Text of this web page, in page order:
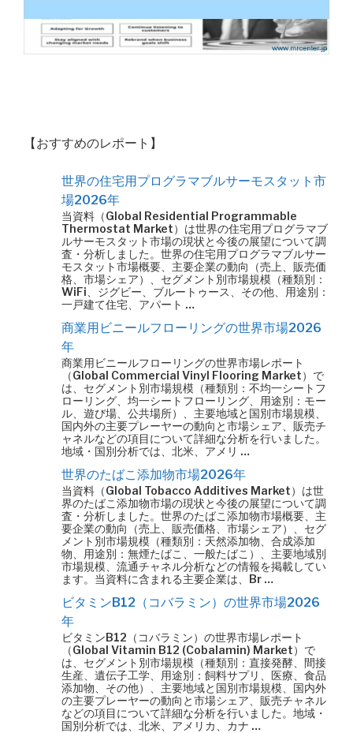
【おすすめのレポート】
世界の住宅用プログラマブルサーモスタット市
場2026年
当資料（Global Residential Programmable
Thermostat Market）は世界の住宅用プログラマブ
ルサーモスタット市場の現状と今後の展望について調
査・分析しました。世界の住宅用プログラマブルサー
モスタット市場概要、主要企業の動向（売上、販売価
格、市場シェア）、セグメント別市場規模（種類別：
WiFi、ジグビー、ブルートゥース、その他、用途別：
一戸建て住宅、アパート …
商業用ビニールフローリングの世界市場2026
年
商業用ビニールフローリングの世界市場レポート
（Global Commercial Vinyl Flooring Market）で
は、セグメント別市場規模（種類別：不均一シートフ
ローリング、均一シートフローリング、用途別：モー
ル、遊び場、公共場所）、主要地域と国別市場規模、
国内外の主要プレーヤーの動向と市場シェア、販売チ
ャネルなどの項目について詳細な分析を行いました。
地域・国別分析では、北米、アメリ …
世界のたばこ添加物市場2026年
当資料（Global Tobacco Additives Market）は世
界のたばこ添加物市場の現状と今後の展望について調
査・分析しました。世界のたばこ添加物市場概要、主
要企業の動向（売上、販売価格、市場シェア）、セグ
メント別市場規模（種類別：天然添加物、合成添加
物、用途別：無煙たばこ、一般たばこ）、主要地域別
市場規模、流通チャネル分析などの情報を掲載してい
ます。当資料に含まれる主要企業は、Br …
ビタミンB12（コバラミン）の世界市場2026
年
ビタミンB12（コバラミン）の世界市場レポート
（Global Vitamin B12 (Cobalamin) Market）で
は、セグメント別市場規模（種類別：直接発酵、間接
生産、遺伝子工学、用途別：飼料サプリ、医療、食品
添加物、その他）、主要地域と国別市場規模、国内外
の主要プレーヤーの動向と市場シェア、販売チャネル
などの項目について詳細な分析を行いました。地域・
国別分析では、北米、アメリカ、カナ …